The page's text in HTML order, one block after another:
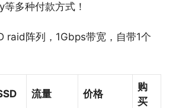
多种付款方式！
raid阵列，1Gbps带宽，自带1个
流量 价格
购
买